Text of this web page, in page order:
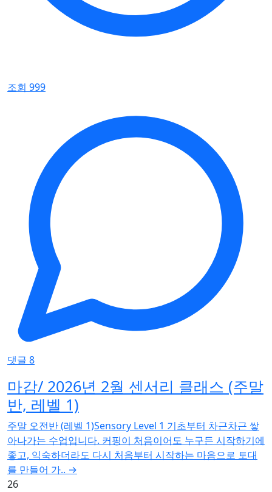
조회 999
댓글 8
마감/ 2026년 2월 센서리 클래스 (주말
반, 레벨 1)
주말 오전반 (레벨 1)Sensory Level 1 기초부터 차근차근 쌓
아나가는 수업입니다. 커핑이 처음이어도 누구든 시작하기에
좋고, 익숙하더라도 다시 처음부터 시작하는 마음으로 토대
를 만들어 가.. →
26